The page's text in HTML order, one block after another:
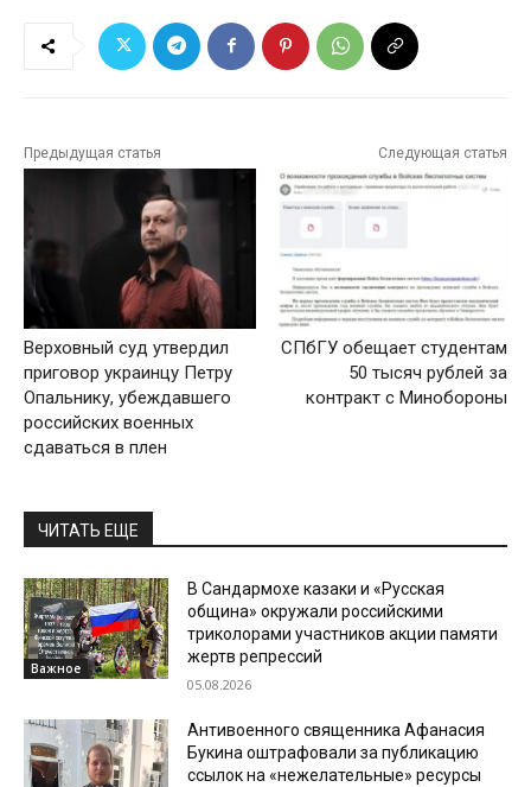
Предыдущая статья
Верховный суд утвердил
приговор украинцу Петру
Опальнику, убеждавшего
российских военных
сдаваться в плен
Следующая статья
СПбГУ обещает студентам
50 тысяч рублей за
контракт с Минобороны
ЧИТАТЬ ЕЩЕ
Важное
В Сандармохе казаки и «Русская
община» окружали российскими
триколорами участников акции памяти
жертв репрессий
05.08.2026
Антивоенного священника Афанасия
Букина оштрафовали за публикацию
ссылок на «нежелательные» ресурсы